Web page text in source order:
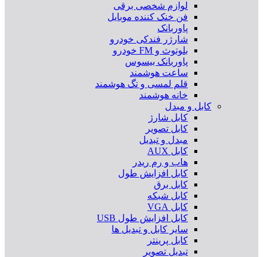
لوازم شخصی برقی
فن خنک کننده موبایل
پاوربانک
شارژر فندکی خودرو
بلوتوث و FM خودرو
پاوربانک بیسوس
ساعت هوشمند
قلم لمسی و تگ هوشمند
خانه هوشمند
کابل و مبدل
کابل شارژ
کابل تصویر
مبدل و تبدیل
کابل AUX
هاب و رم ریدر
کابل افزایش طول
کابل برق
کابل شبکه
کابل VGA
کابل افزایش طول USB
سایر کابل و تبدیل ها
کابل پرینتر
تبدیل تصویر